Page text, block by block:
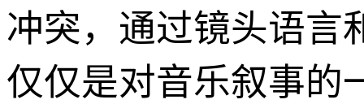
冲突，通过镜头语言
仅仅是对音乐叙事的